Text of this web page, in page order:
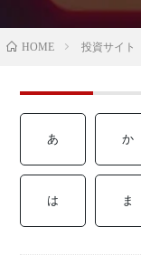
HOME 投資サイト
あ か
は ま